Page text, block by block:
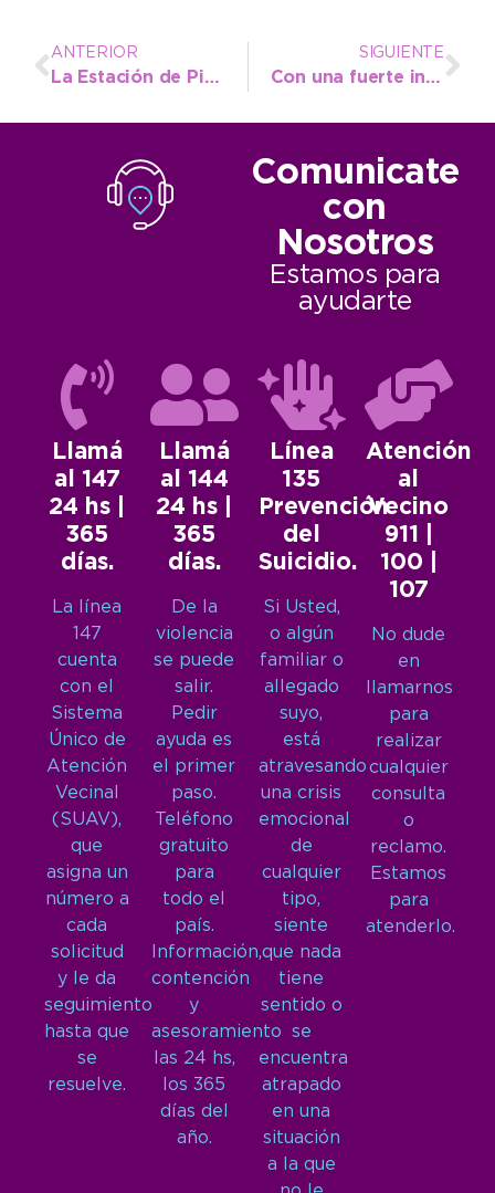
ANTERIOR
La Estación de Piscicultura sigue atrayendo visitas educativas
SIGUIENTE
Con una fuerte inversión municipal crece la extensión de la red de agua en el Barrio Campana
Comunicate
con
Nosotros
Estamos para
ayudarte
Llamá
al 147
24 hs |
365
días.
La línea
147
cuenta
con el
Sistema
Único de
Atención
Vecinal
(SUAV),
que
asigna un
número a
cada
solicitud
y le da
seguimiento
hasta que
se
resuelve.
Llamá
al 144
24 hs |
365
días.
De la
violencia
se puede
salir.
Pedir
ayuda es
el primer
paso.
Teléfono
gratuito
para
todo el
país.
Información,
contención
y
asesoramiento
las 24 hs,
los 365
días del
año.
Línea
135
Prevención
del
Suicidio.
Si Usted,
o algún
familiar o
allegado
suyo,
está
atravesando
una crisis
emocional
de
cualquier
tipo,
siente
que nada
tiene
sentido o
se
encuentra
atrapado
en una
situación
a la que
Atención
al
Vecino
911 |
100 |
107
No dude
en
llamarnos
para
realizar
cualquier
consulta
o
reclamo.
Estamos
para
atenderlo.